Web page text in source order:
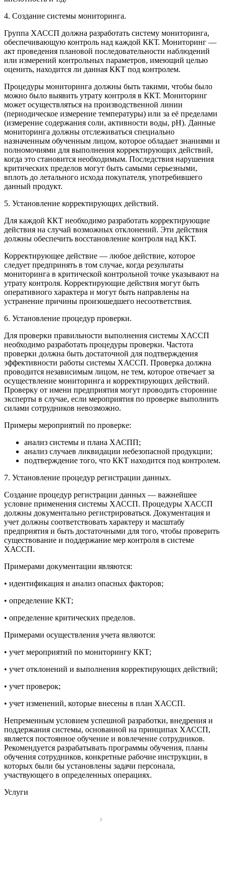
4. Создание системы мониторинга.
Группа ХАССП должна разработать систему мониторинга,
обеспечивающую контроль над каждой ККТ. Мониторинг —
акт проведения плановой последовательности наблюдений
или измерений контрольных параметров, имеющий целью
оценить, находится ли данная ККТ под контролем.
Процедуры мониторинга должны быть такими, чтобы было
можно было выявить утрату контроля в ККТ. Мониторинг
может осуществляться на производственной линии
(периодическое измерение температуры) или за её пределами
(измерение содержания соли, активности воды, pH). Данные
мониторинга должны отслеживаться специально
назначенным обученным лицом, которое обладает знаниями и
полномочиями для выполнения корректирующих действий,
когда это становится необходимым. Последствия нарушения
критических пределов могут быть самыми серьезными,
вплоть до летального исхода покупателя, употребившего
данный продукт.
5. Установление корректирующих действий.
Для каждой ККТ необходимо разработать корректирующие
действия на случай возможных отклонений. Эти действия
должны обеспечить восстановление контроля над ККТ.
Корректирующее действие — любое действие, которое
следует предпринять в том случае, когда результаты
мониторинга в критической контрольной точке указывают на
утрату контроля. Корректирующие действия могут быть
оперативного характера и могут быть направлены на
устранение причины произошедшего несоответствия.
6. Установление процедур проверки.
Для проверки правильности выполнения системы ХАССП
необходимо разработать процедуры проверки. Частота
проверки должна быть достаточной для подтверждения
эффективности работы системы ХАССП. Проверка должна
проводится независимым лицом, не тем, которое отвечает за
осуществление мониторинга и корректирующих действий.
Проверку от имени предприятия могут проводить сторонние
эксперты в случае, если мероприятия по проверке выполнить
силами сотрудников невозможно.
Примеры мероприятий по проверке:
анализ системы и плана ХАСПП;
анализ случаев ликвидации небезопасной продукции;
подтверждение того, что ККТ находится под контролем.
7. Установление процедур регистрации данных.
Создание процедур регистрации данных — важнейшее
условие применения системы ХАССП. Процедуры ХАССП
должны документально регистрироваться. Документация и
учет должны соответствовать характеру и масштабу
предприятия и быть достаточными для того, чтобы проверить
существование и поддержание мер контроля в системе
ХАССП.
Примерами документации являются:
• идентификация и анализ опасных факторов;
• определение ККТ;
• определение критических пределов.
Примерами осуществления учета являются:
• учет мероприятий по мониторингу ККТ;
• учет отклонений и выполнения корректирующих действий;
• учет проверок;
• учет изменений, которые внесены в план ХАССП.
Непременным условием успешной разработки, внедрения и
поддержания системы, основанной на принципах ХАССП,
является постоянное обучение и вовлечение сотрудников.
Рекомендуется разрабатывать программы обучения, планы
обучения сотрудников, конкретные рабочие инструкции, в
которых были бы установлены задачи персонала,
участвующего в определенных операциях.
Услуги